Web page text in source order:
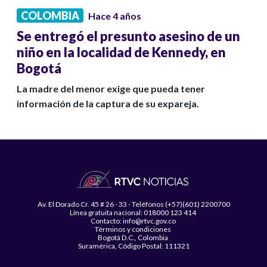
COLOMBIA Hace 4 años
Se entregó el presunto asesino de un
niño en la localidad de Kennedy, en
Bogotá
La madre del menor exige que pueda tener
información de la captura de su expareja.
Av. El Dorado Cr. 45 # 26 - 33 - Teléfonos (+57)(601) 2200700
Línea gratuita nacional: 018000 123 414
Contacto: info@rtvc.gov.co
Términos y condiciones
Bogotá D.C., Colombia
Suramérica, Código Postal: 111321